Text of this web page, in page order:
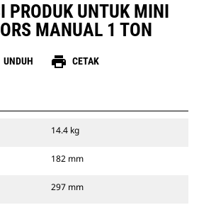
PRODUK UNTUK MINI
MANUAL 1 TON
UNDUH print CETAK
14.4 kg
182 mm
297 mm